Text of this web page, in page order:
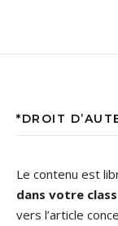
*DROIT
Le contenu est
dans votre
vers l’article